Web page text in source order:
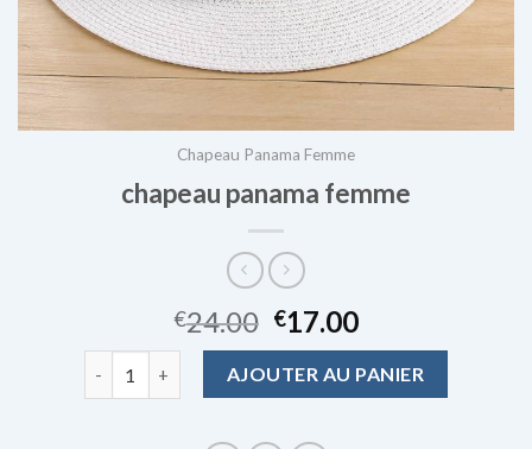
Chapeau Panama Femme
chapeau panama femme
€24.00 €17.00
quantité de chapeau panama femme
AJOUTER AU PANIER